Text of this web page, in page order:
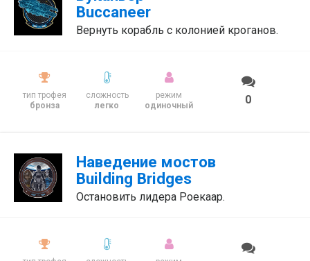
Buccaneer
Вернуть корабль с колонией кроганов.
тип трофея
бронза
сложность
легко
режим
одиночный
0
Наведение мостов
Building Bridges
Остановить лидера Роекаар.